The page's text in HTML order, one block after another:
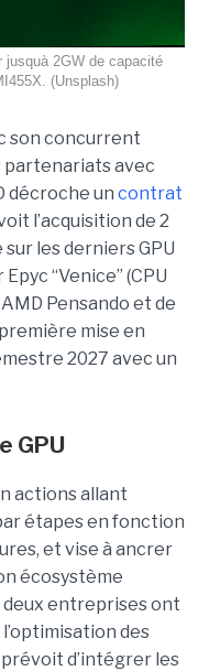
2GW de capacité
(Unsplash)
son concurrent
partenariats avec
décroche un contrat
l’acquisition de 2
les derniers GPU
Epyc “Venice” (CPU
AMD Pensando et de
mise en
2027 avec un
GPU
actions allant
étapes en fonction
et vise à ancrer
écosystème
deux entreprises ont
des
prévoit d’intégrer les